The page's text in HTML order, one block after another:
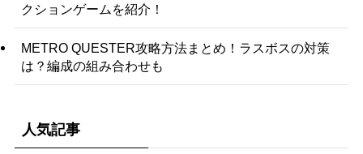
クションゲームを紹介！
METRO QUESTER攻略方法まとめ！ラスボスの対策
は？編成の組み合わせも
人気記事